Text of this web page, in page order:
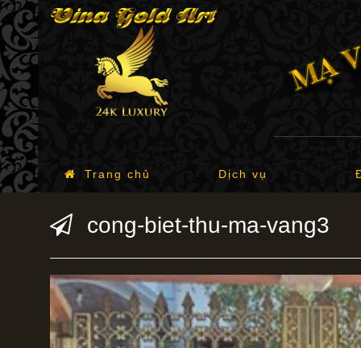
Trang chủ Dịch vụ
cong-biet-thu-ma-vang3